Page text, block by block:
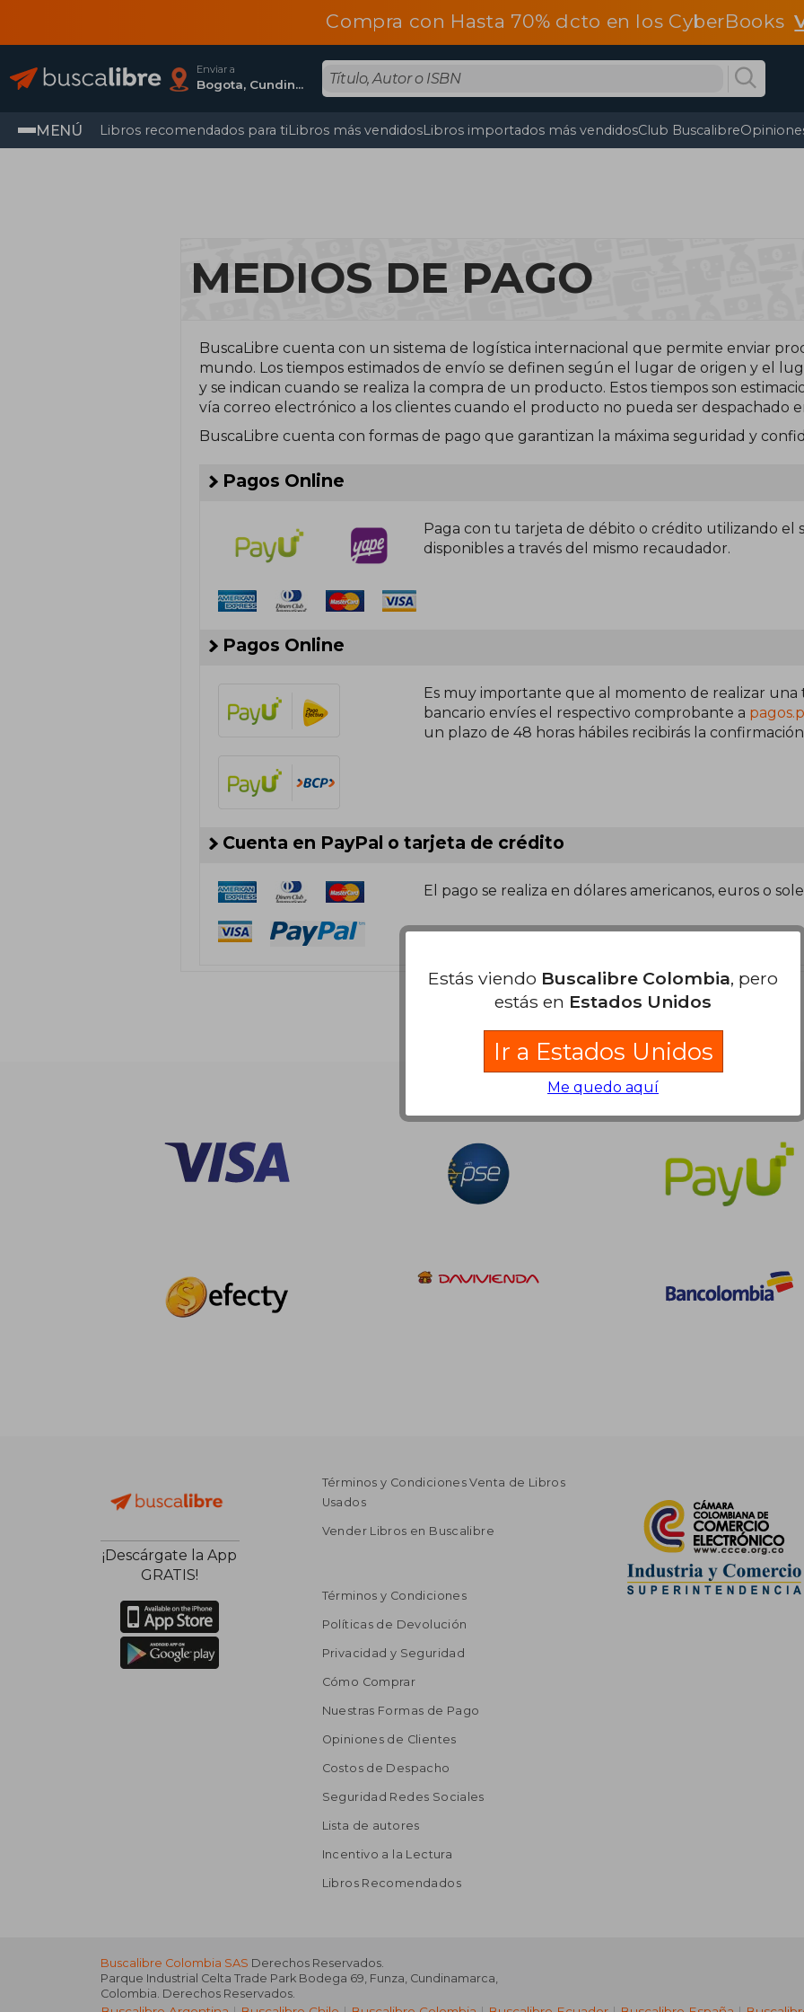
Compra con Hasta 70% dcto en los CyberBooks
Enviar a
Bogota, Cundinamarca
MENÚ Libros recomendados para tiLibros más vendidosLibros importados más vendidosClub Buscalibre
MEDIOS DE PAGO
BuscaLibre cuenta con un sistema de logística internacional que permite enviar
mundo. Los tiempos estimados de envío se definen según el lugar de origen y el
y se indican cuando se realiza la compra de un producto. Estos tiempos son
vía correo electrónico a los clientes cuando el producto no pueda ser despachado
BuscaLibre cuenta con formas de pago que garantizan la máxima seguridad y
Pagos Online
Paga con tu tarjeta de débito o crédito utilizando el
disponibles a través del mismo recaudador.
Pagos Online
Es muy importante que al momento de realizar una
bancario envíes el respectivo comprobante a
un plazo de 48 horas hábiles recibirás la
Cuenta en PayPal o tarjeta de crédito
El pago se realiza en dólares americanos, euros o
Nuestras Formas de Pago
¡Descárgate la App
GRATIS!
Términos y Condiciones Venta de Libros
Usados
Vender Libros en Buscalibre
Términos y Condiciones
Políticas de Devolución
Privacidad y Seguridad
Cómo Comprar
Nuestras Formas de Pago
Opiniones de Clientes
Costos de Despacho
Seguridad Redes Sociales
Lista de autores
Incentivo a la Lectura
Libros Recomendados
Buscalibre Colombia SAS Derechos Reservados.
Parque Industrial Celta Trade Park Bodega 69, Funza, Cundinamarca,
Colombia. Derechos Reservados.
Estás viendo Buscalibre Colombia, pero
estás en Estados Unidos
Ir a Estados Unidos
Me quedo aquí